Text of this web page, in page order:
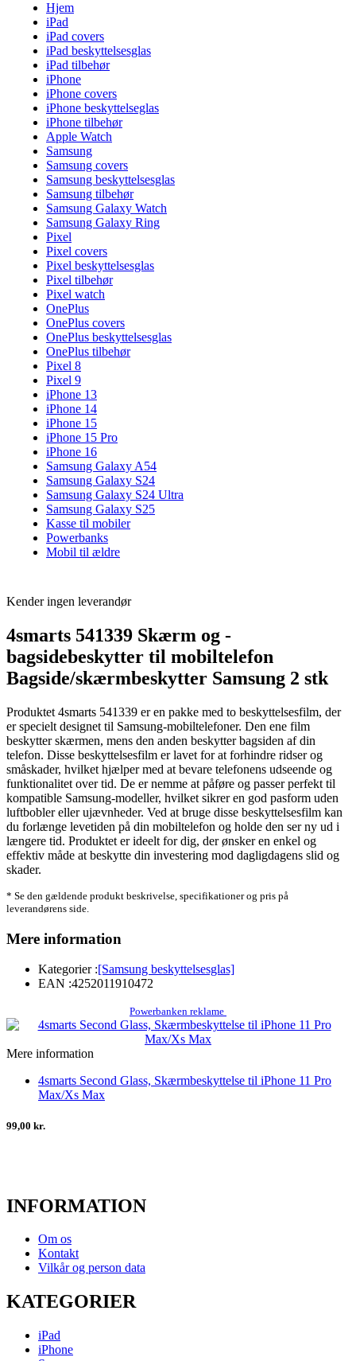
Hjem
iPad
iPad covers
iPad beskyttelsesglas
iPad tilbehør
iPhone
iPhone covers
iPhone beskyttelseglas
iPhone tilbehør
Apple Watch
Samsung
Samsung covers
Samsung beskyttelsesglas
Samsung tilbehør
Samsung Galaxy Watch
Samsung Galaxy Ring
Pixel
Pixel covers
Pixel beskyttelsesglas
Pixel tilbehør
Pixel watch
OnePlus
OnePlus covers
OnePlus beskyttelsesglas
OnePlus tilbehør
Pixel 8
Pixel 9
iPhone 13
iPhone 14
iPhone 15
iPhone 15 Pro
iPhone 16
Samsung Galaxy A54
Samsung Galaxy S24
Samsung Galaxy S24 Ultra
Samsung Galaxy S25
Kasse til mobiler
Powerbanks
Mobil til ældre
Kender ingen leverandør
4smarts 541339 Skærm og -
bagsidebeskytter til mobiltelefon
Bagside/skærmbeskytter Samsung 2 stk
Produktet 4smarts 541339 er en pakke med to beskyttelsesfilm, der
er specielt designet til Samsung-mobiltelefoner. Den ene film
beskytter skærmen, mens den anden beskytter bagsiden af din
telefon. Disse beskyttelsesfilm er lavet for at forhindre ridser og
småskader, hvilket hjælper med at bevare telefonens udseende og
funktionalitet over tid. De er nemme at påføre og passer perfekt til
kompatible Samsung-modeller, hvilket sikrer en god pasform uden
luftbobler eller ujævnheder. Ved at bruge disse beskyttelsesfilm kan
du forlænge levetiden på din mobiltelefon og holde den ser ny ud i
længere tid. Produktet er ideelt for dig, der ønsker en enkel og
effektiv måde at beskytte din investering mod dagligdagens slid og
skader.
* Se den gældende produkt beskrivelse, specifikationer og pris på
leverandørens side.
Mere information
Kategorier :[Samsung beskyttelsesglas]
EAN :4252011910472
Powerbanken reklame
Mere information
4smarts Second Glass, Skærmbeskyttelse til iPhone 11 Pro
Max/Xs Max
99,00 kr.
INFORMATION
Om os
Kontakt
Vilkår og person data
KATEGORIER
iPad
iPhone